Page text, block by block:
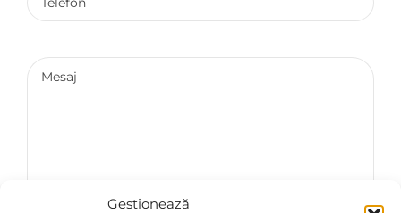
Gestionează